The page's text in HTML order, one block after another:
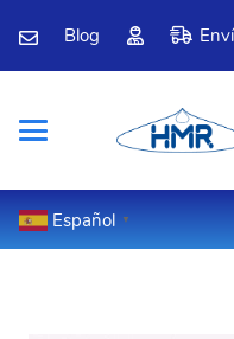
Blog
Español ▼